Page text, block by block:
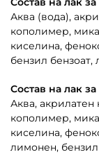
Аква (вода),
кополимер,
киселина,
бензил бензоат,
Состав на лак
Аква,
кополимер,
киселина,
лимонен, бензил